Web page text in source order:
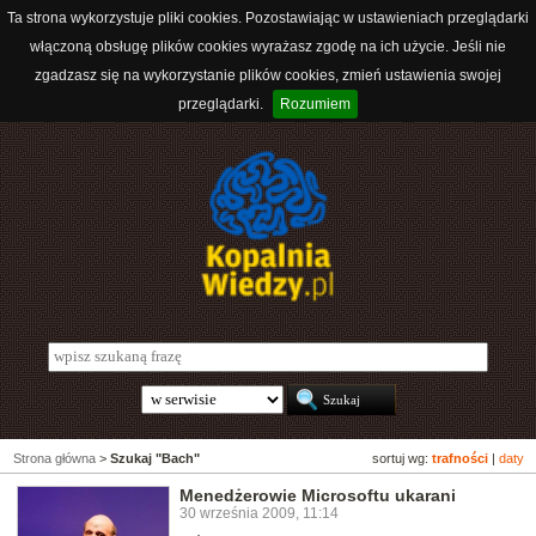
Ta strona wykorzystuje pliki cookies. Pozostawiając w ustawieniach przeglądarki
włączoną obsługę plików cookies wyrażasz zgodę na ich użycie. Jeśli nie
zgadzasz się na wykorzystanie plików cookies, zmień ustawienia swojej
przeglądarki.
Rozumiem
sortuj wg: trafności daty
Strona główna > Szukaj "Bach"
Menedżerowie Microsoftu ukarani
30 września 2009, 11:14